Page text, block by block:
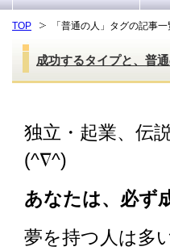
TOP 「普通の人」タグの記事一
成功するタイプと、普
独立・起業、伝
(^∇^)
あなたは、必ず
夢を持つ人は多